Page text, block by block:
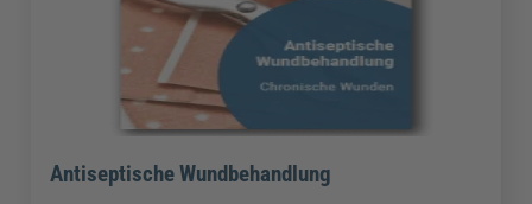
Antiseptische Wundbehandlung